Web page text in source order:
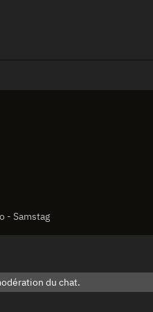
- Samstag
du chat.